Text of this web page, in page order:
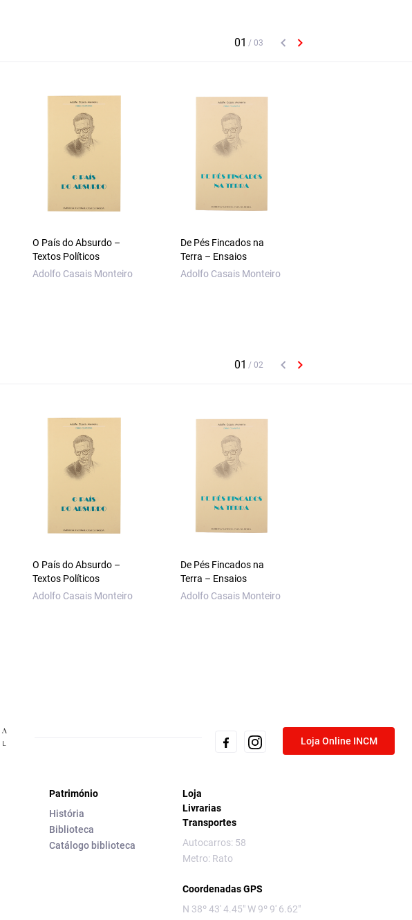
O País do Absurdo –
Textos Políticos
Adolfo Casais Monteiro
De Pés Fincados na
Terra – Ensaios
Adolfo Casais Monteiro
O País do Absurdo –
Textos Políticos
Adolfo Casais Monteiro
De Pés Fincados na
Terra – Ensaios
Adolfo Casais Monteiro
Loja Online INCM
Património
História
Biblioteca
Catálogo biblioteca
Loja
Livrarias
Transportes
Autocarros: 58
Metro: Rato
Coordenadas GPS
N 38º 43' 4.45" W 9º 9' 6.62"